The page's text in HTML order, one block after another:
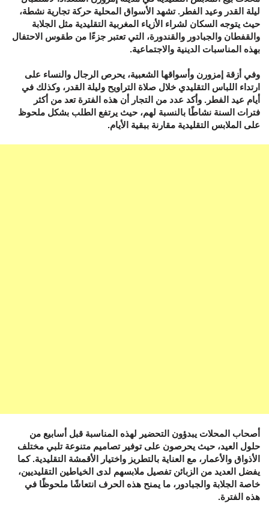
ليلة القدر وعيد الفطر. تشهد الأسواق المحلية حركة تجارية نشطة،
حيث يتوجه السكان لشراء الأزياء المغربية التقليدية مثل الجلابة
والقفطان والجبادور والقندورة، التي تعتبر جزءًا من طقوس الاحتفال
بهذه المناسبات الدينية والاجتماعية.
وفي أزقة إمزورن وأسواقها الشعبية، يحرص الرجال والنساء على
ارتداء اللباس التقليدي خلال صلاة التراويح وليلة القدر، وكذلك في
أيام عيد الفطر. وأكد عدد من التجار أن هذه الفترة تعد من أكثر
فترات السنة نشاطًا بالنسبة لهم، حيث يرتفع الطلب بشكل ملحوظ
على الملابس التقليدية مقارنة ببقية الأيام.
أصحاب المحلات يبدؤون التحضير لهذه المناسبة قبل أسابيع من
حلول العيد، حيث يحرصون على توفير تصاميم متنوعة تلبي مختلف
الأذواق والأعمار، مع العناية بالتطريز واختيار الأقمشة التقليدية. كما
يفضل العديد من الزبائن تفصيل ملابسهم لدى الخياطين التقليديين،
خاصة الجلابة والجبادور، ما يمنح هذه الحرف انتعاشًا ملحوظًا في
هذه الفترة.